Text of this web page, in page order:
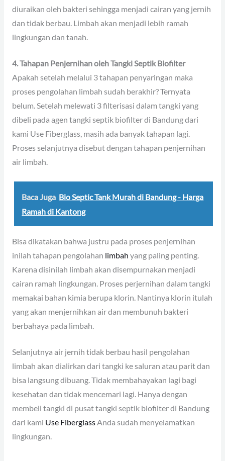
diuraikan oleh bakteri sehingga menjadi cairan yang jernih
dan tidak berbau. Limbah akan menjadi lebih ramah
lingkungan dan tanah.
4. Tahapan Penjernihan oleh Tangki Septik Biofilter
Apakah setelah melalui 3 tahapan penyaringan maka
proses pengolahan limbah sudah berakhir? Ternyata
belum. Setelah melewati 3 filterisasi dalam tangki yang
dibeli pada agen tangki septik biofilter di Bandung dari
kami Use Fiberglass, masih ada banyak tahapan lagi.
Proses selanjutnya disebut dengan tahapan penjernihan
air limbah.
Baca Juga Bio Septic Tank Murah di Bandung - Harga
Ramah di Kantong
Bisa dikatakan bahwa justru pada proses penjernihan
inilah tahapan pengolahan limbah yang paling penting.
Karena disinilah limbah akan disempurnakan menjadi
cairan ramah lingkungan. Proses perjernihan dalam tangki
memakai bahan kimia berupa klorin. Nantinya klorin itulah
yang akan menjernihkan air dan membunuh bakteri
berbahaya pada limbah.
Selanjutnya air jernih tidak berbau hasil pengolahan
limbah akan dialirkan dari tangki ke saluran atau parit dan
bisa langsung dibuang. Tidak membahayakan lagi bagi
kesehatan dan tidak mencemari lagi. Hanya dengan
membeli tangki di pusat tangki septik biofilter di Bandung
dari kami Use FiberglassAnda sudah menyelamatkan
lingkungan.